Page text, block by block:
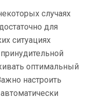
случаях
для
ситуациях
оптимальный
настроить